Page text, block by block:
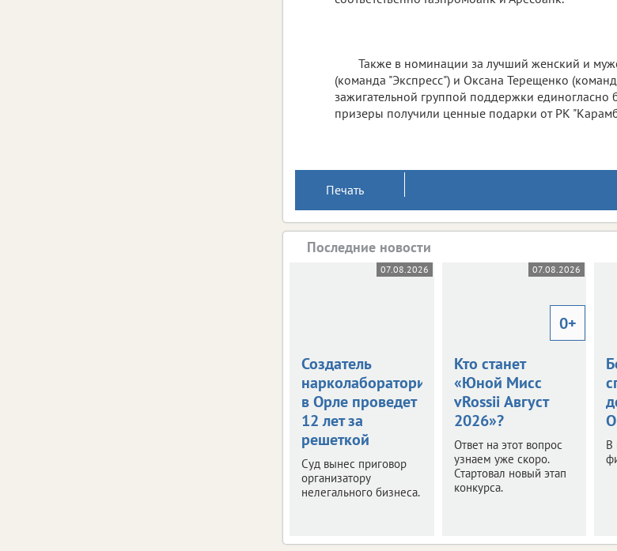
Также в номинации за лучший женский и
(команда "Экспресс") и Оксана Терещенко
зажигательной группой поддержки единогласно
призеры получили ценные подарки от РК
Печать
Последние новости
07.08.2026
Создатель
нарколаборатории
в Орле проведет
12 лет за
решеткой
Суд вынес приговор
организатору
нелегального бизнеса.
07.08.2026
0+
Кто станет
«Юной Мисс
vRossii Август
2026»?
Ответ на этот вопрос
узнаем уже скоро.
Стартовал новый этап
конкурса.
В